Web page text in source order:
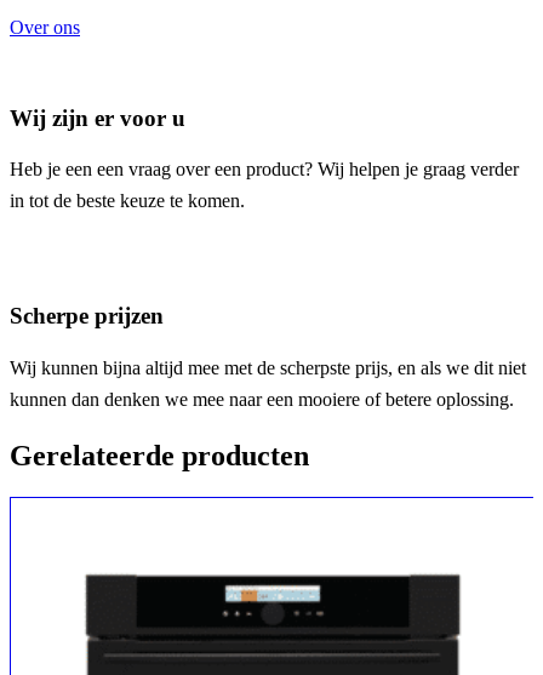
Over ons
Wij zijn er voor u
Heb je een een vraag over een product? Wij helpen je graag verder
in tot de beste keuze te komen.
Scherpe prijzen
Wij kunnen bijna altijd mee met de scherpste prijs, en als we dit niet
kunnen dan denken we mee naar een mooiere of betere oplossing.
Gerelateerde producten